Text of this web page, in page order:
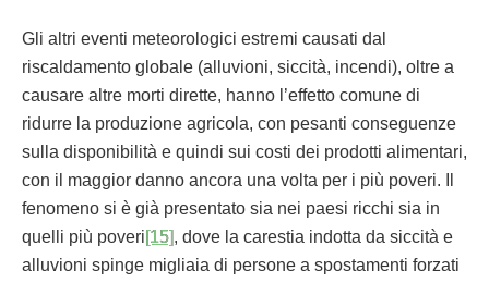
Gli altri eventi meteorologici estremi causati dal
riscaldamento globale (alluvioni, siccità, incendi), oltre a
causare altre morti dirette, hanno l’effetto comune di
ridurre la produzione agricola, con pesanti conseguenze
sulla disponibilità e quindi sui costi dei prodotti alimentari,
con il maggior danno ancora una volta per i più poveri. Il
fenomeno si è già presentato sia nei paesi ricchi sia in
quelli più poveri [15], dove la carestia indotta da siccità e
alluvioni spinge migliaia di persone a spostamenti forzati